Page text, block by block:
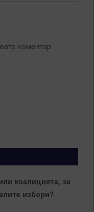
коментар.
коалицията, за
избори?